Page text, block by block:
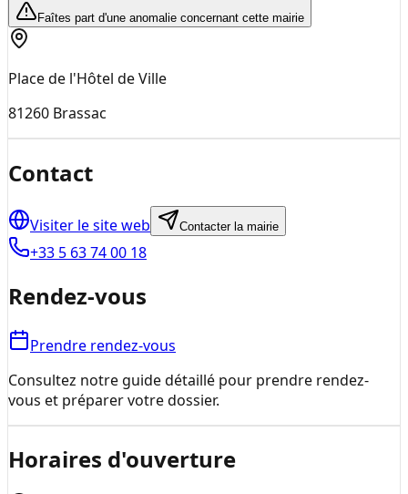
Faîtes part d'une anomalie concernant cette mairie
Place de l'Hôtel de Ville
81260 Brassac
Contact
Visiter le site web Contacter la mairie
+33 5 63 74 00 18
Rendez-vous
Prendre rendez-vous
Consultez notre guide détaillé pour prendre rendez-
vous et préparer votre dossier.
Horaires d'ouverture